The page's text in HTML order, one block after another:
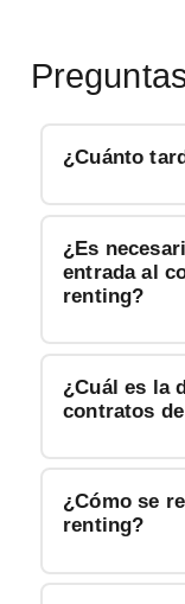
¿Cuánto
¿Es
entrada al
renting?
¿Cuál es la
contratos
¿Cómo se
renting?